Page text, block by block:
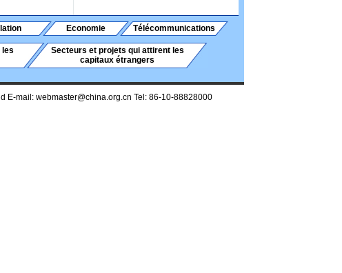
Economie Télécommunications
les
Secteurs et projets qui attirent les
capitaux étrangers
E-mail: webmaster@china.org.cn Tel: 86-10-88828000